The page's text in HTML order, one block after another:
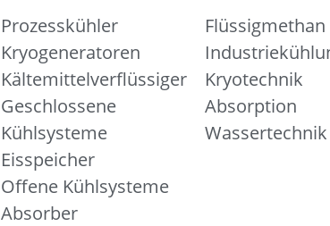
Prozesskühler
Kryogeneratoren
Kältemittelverflüssiger
Geschlossene
Kühlsysteme
Eisspeicher
Offene Kühlsysteme
Absorber
Flüssigmethan
Kryotechnik
Absorption
Wassertechnik